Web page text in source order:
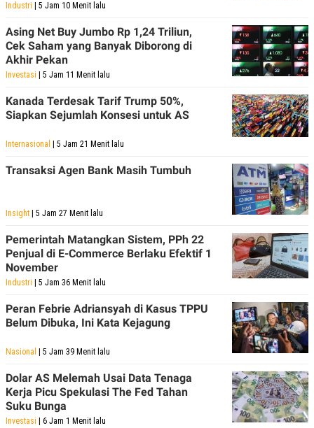
Industri | 5 Jam 10 Menit lalu
Asing Net Buy Jumbo Rp 1,24 Triliun,
Cek Saham yang Banyak Diborong di
Akhir Pekan
Investasi | 5 Jam 11 Menit lalu
Kanada Terdesak Tarif Trump 50%,
Siapkan Sejumlah Konsesi untuk AS
Internasional | 5 Jam 21 Menit lalu
Transaksi Agen Bank Masih Tumbuh
Insight | 5 Jam 27 Menit lalu
Pemerintah Matangkan Sistem, PPh 22
Penjual di E-Commerce Berlaku Efektif 1
November
Industri | 5 Jam 36 Menit lalu
Peran Febrie Adriansyah di Kasus TPPU
Belum Dibuka, Ini Kata Kejagung
Nasional | 5 Jam 39 Menit lalu
Dolar AS Melemah Usai Data Tenaga
Kerja Picu Spekulasi The Fed Tahan
Suku Bunga
Investasi | 6 Jam 1 Menit lalu